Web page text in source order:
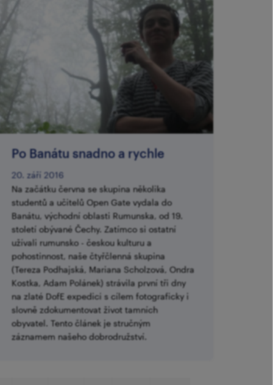
​Po Banátu snadno a rychle
20. září 2016
Na začátku června se skupina několika
studentů a učitelů Open Gate vydala do
Banátu, východní oblasti Rumunska, od 19.
století obývané Čechy. Zatímco si ostatní
užívali rumunsko - českou kulturu a
pohostinnost, naše čtyřčlenná skupina
(Tereza Podhajská, Mariana Scholzová, Ondra
Kostka, Adam Polánek) strávila první tři dny
na zlaté DofE expedici s cílem fotograficky i
slovně zdokumentovat život tamních
obyvatel. Tento článek je stručným
záznamem našeho dobrodružství.